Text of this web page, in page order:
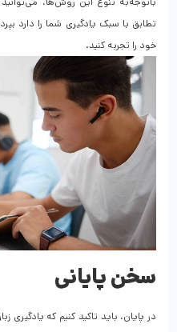
تطابق با سبک یادگیری شما را دارد
خود را تجربه کنید.
سخن پایانی
در پایان، باید تاکید کنیم که